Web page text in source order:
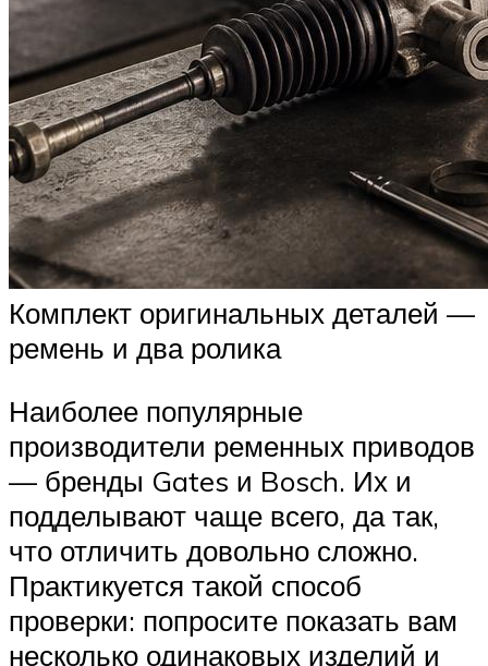
Комплект оригинальных деталей —
ремень и два ролика
Наиболее популярные
производители ременных приводов
— бренды Gates и Bosch. Их и
подделывают чаще всего, да так,
что отличить довольно сложно.
Практикуется такой способ
проверки: попросите показать вам
несколько одинаковых изделий и